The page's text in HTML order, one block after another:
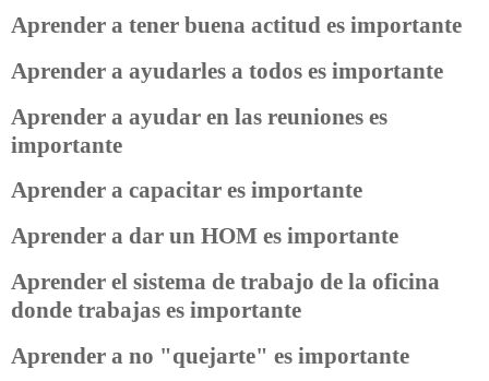
Aprender a tener buena actitud es importante
Aprender a ayudarles a todos es importante
Aprender a ayudar en las reuniones es
importante
Aprender a capacitar es importante
Aprender a dar un HOM es importante
Aprender el sistema de trabajo de la oficina
donde trabajas es importante
Aprender a no "quejarte" es importante